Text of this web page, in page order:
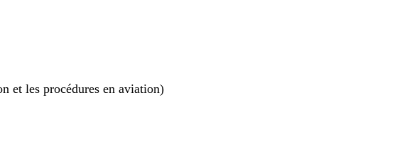
et les procédures en aviation)